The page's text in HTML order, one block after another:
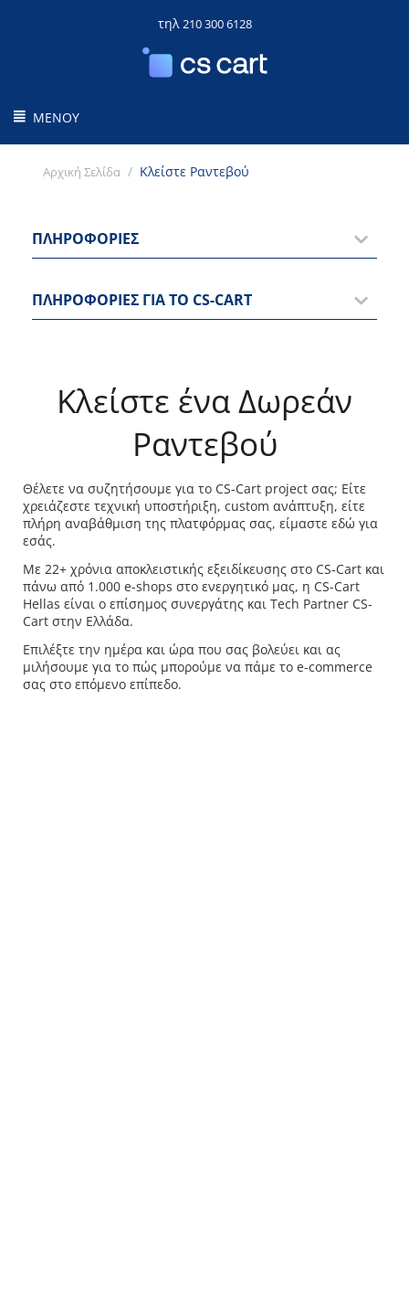
τηλ210 300 6128
ΜΕΝΟΎ
Αρχική Σελίδα / Κλείστε Ραντεβού
ΠΛΗΡΟΦΟΡΊΕΣ
ΠΛΗΡΟΦΟΡΊΕΣ ΓΙΑ ΤΟ CS-CART
Κλείστε ένα Δωρεάν
Ραντεβού
Θέλετε να συζητήσουμε για το CS-Cart project σας; Είτε
χρειάζεστε τεχνική υποστήριξη, custom ανάπτυξη, είτε
πλήρη αναβάθμιση της πλατφόρμας σας, είμαστε εδώ για
εσάς.
Με 22+ χρόνια αποκλειστικής εξειδίκευσης στο CS-Cart και
πάνω από 1.000 e-shops στο ενεργητικό μας, η CS-Cart
Hellas είναι ο επίσημος συνεργάτης και Tech Partner CS-
Cart στην Ελλάδα.
Επιλέξτε την ημέρα και ώρα που σας βολεύει και ας
μιλήσουμε για το πώς μπορούμε να πάμε το e-commerce
σας στο επόμενο επίπεδο.